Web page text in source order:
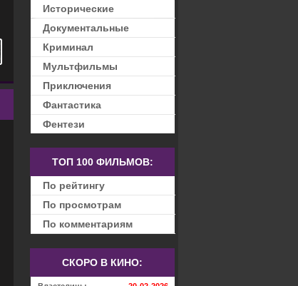
Исторические
Документальные
Криминал
Мультфильмы
Приключения
Фантастика
Фентези
ТОП 100 ФИЛЬМОВ:
По рейтингу
По просмотрам
По комментариям
СКОРО В КИНО: